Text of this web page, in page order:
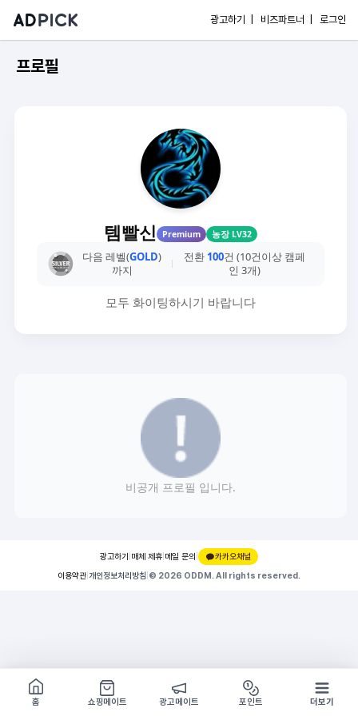
광고하기 | 비즈파트너 | 로그인
프로필
템빨신 Premium 농장 LV32
다음 레벨(GOLD)
까지
전환 100건 (10건이상 캠페
인 3개)
모두 화이팅하시기 바랍니다
비공개 프로필 입니다.
광고하기 매체 제휴 메일 문의 |
카카오채널
이용약관 개인정보처리방침 © 2026 ODDM. All rights reserved.
쇼핑몰 구경하기
방문시 1G
홈
쇼핑메이트 광고메이트 포인트 더보기